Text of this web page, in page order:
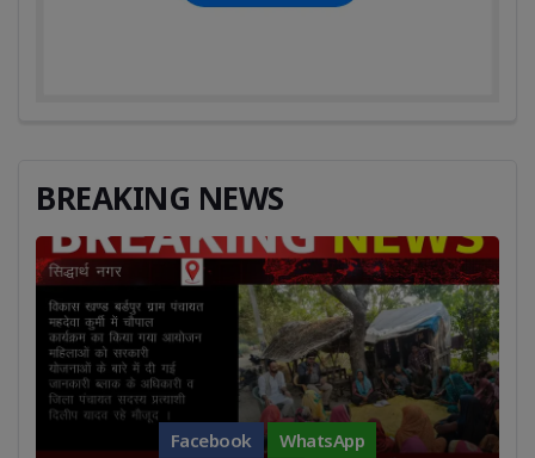
BREAKING NEWS
Facebook WhatsApp